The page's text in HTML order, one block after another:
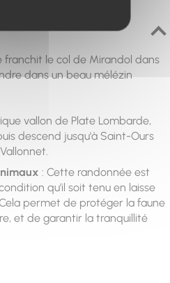
franchit le col de Mirandol dans
dans un beau mélézin
vallon de Plate Lombarde,
descend jusqu'à Saint-Ours
: Cette randonnée est
qu’il soit tenu en laisse
permet de protéger la faune
et de garantir la tranquillité